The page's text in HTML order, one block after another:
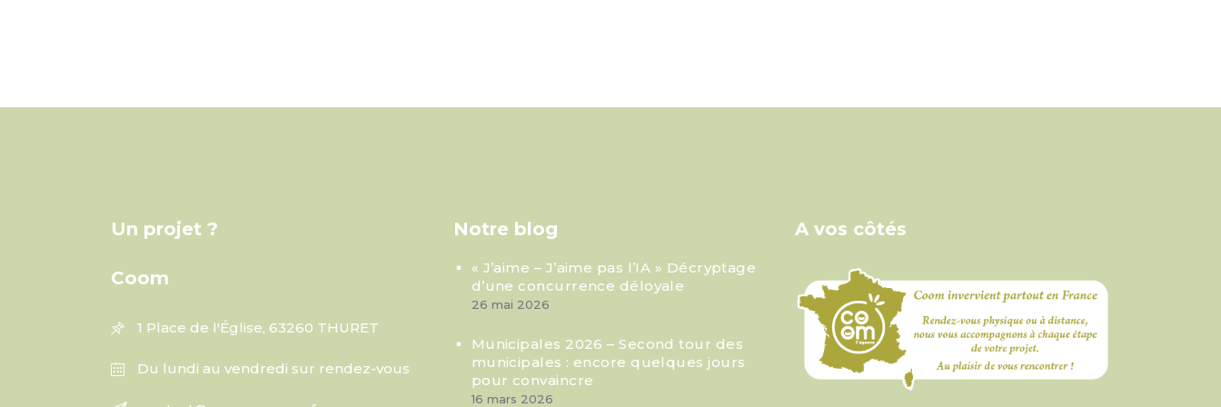
Un projet ?
Coom
1 Place de l'Église, 63260 THURET
Du lundi au vendredi sur rendez-vous
Notre blog
« J’aime – J’aime pas l’IA » Décryptage
d’une concurrence déloyale
26 mai 2026
Municipales 2026 – Second tour des
municipales : encore quelques jours
pour convaincre
16 mars 2026
A vos côtés